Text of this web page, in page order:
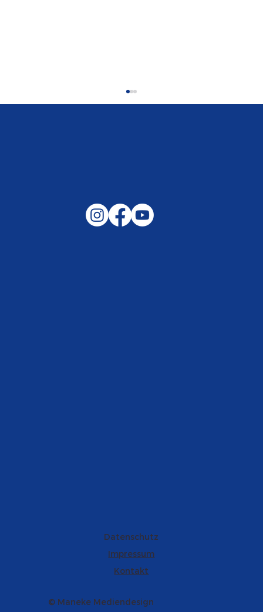
Gemeinsam auf außergewöhnliche
Datenschutz
Impressum
Kontakt
© Maneke Mediendesign